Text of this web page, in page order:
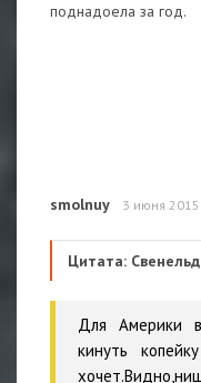
поднадоела за год.
smolnuy 3 июня
Цитата: Свенельд
Для Америки
кинуть